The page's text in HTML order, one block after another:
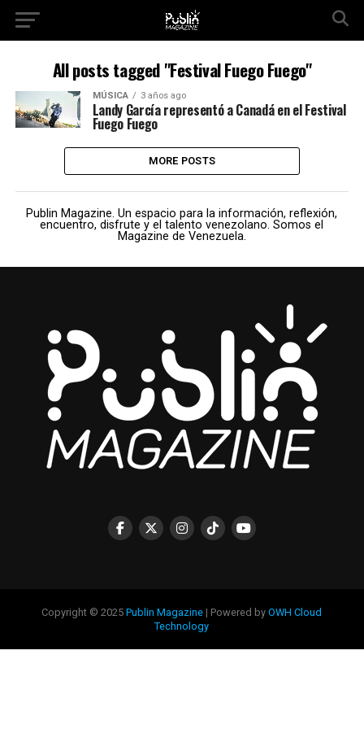
All posts tagged "Festival Fuego Fuego"
MÚSICA 3 años ago
Landy García representó a Canadá en el Festival
Fuego Fuego
MORE POSTS
Publin Magazine. Un espacio para la información, reflexión,
encuentro, disfrute y el talento venezolano. Somos el
Magazine de Venezuela.
Copyright © 2025Publin Magazine | Powered byOWH Cloud
Technology